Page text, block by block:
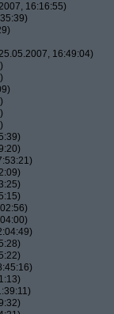
16:16:55)
16:49:04)